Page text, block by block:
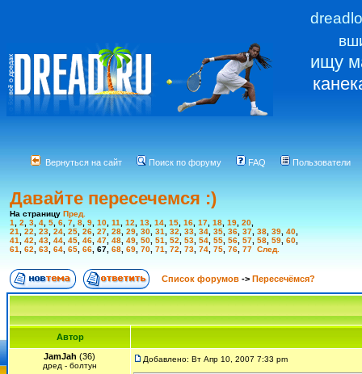
ищу
Вернуться на сайт Поиск по форуму FAQ Пользователи
Давайте пересечемся :)
На страницу Пред.
1
2 3 4 5 6 7 8 9 10 11 12 13 14 15 16 17 18 19 20
21
22 23 24 25 26 27 28 29 30 31 32 33 34 35 36 37 38 39 40
41
42 43 44 45 46 47 48 49 50 51 52 53 54 55 56 57 58 59 60
61
62 63 64 65 66 67 68 69 70 71 72 73 74 75 76 77 След.
Список форумов -> Пересечёмся?
Автор
JamJah (36)
дред - болтун
Добавлено: Вт Апр 10, 2007 7:33 pm